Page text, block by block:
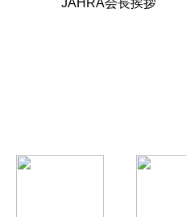
JAHRA会長挨拶